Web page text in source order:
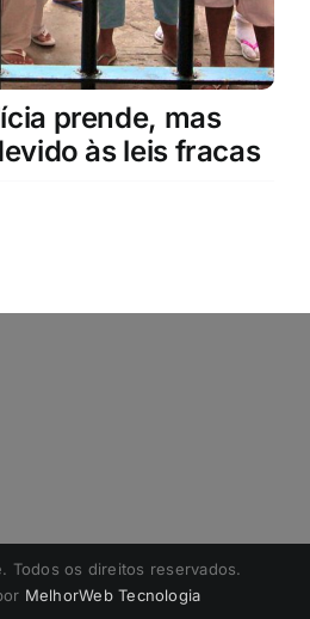
prende, mas
às leis fracas
Todos os direitos reservados.
MelhorWeb Tecnologia